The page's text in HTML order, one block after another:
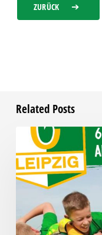
ZURÜCK
Related Posts
Fußball-
Sommercamp
startet!